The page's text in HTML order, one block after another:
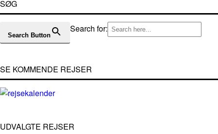
SØG
Search for:
Search Button
SE KOMMENDE REJSER
UDVALGTE REJSER